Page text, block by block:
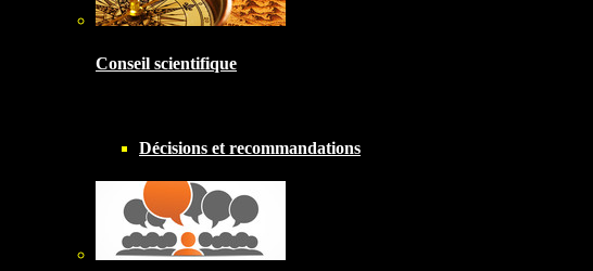
Conseil scientifique
Décisions et recommandations